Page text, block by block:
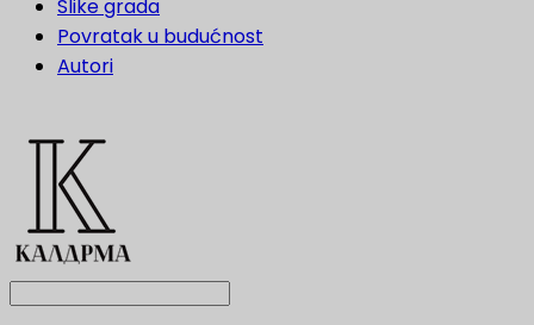
Slike grada
Povratak u budućnost
Autori